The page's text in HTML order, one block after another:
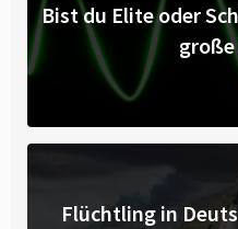
Bist du Elite oder
Flüchtling in